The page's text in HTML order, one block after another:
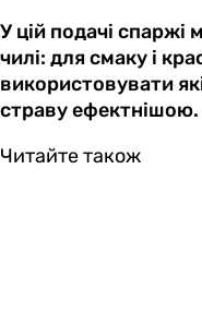
У цій подачі спаржі
чилі: для смаку і
використовувати
страву ефектнішою.
Читайте також